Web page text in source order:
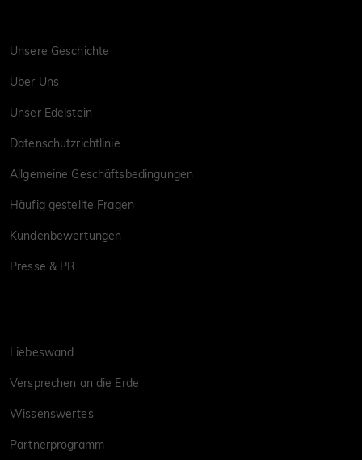
Unsere Geschichte
Über Uns
Unser Edelstein
Datenschutzrichtlinie
Allgemeine Geschäftsbedingungen
Häufig gestellte Fragen
Kundenbewertungen
Presse & PR
Liebeswand
Versprechen an die Erde
Wissenswertes
Partnerprogramm